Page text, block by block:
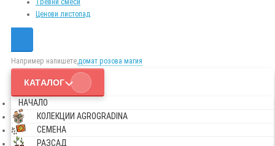
Тревни смеси
Ценови листопад
Например напишете,домат розова магия
КАТАЛОГ
НАЧАЛО
КОЛЕКЦИИ AGROGRADINA
СЕМЕНА
РАЗСАД